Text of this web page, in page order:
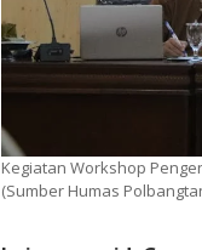
Kegiatan Workshop
(Sumber Humas